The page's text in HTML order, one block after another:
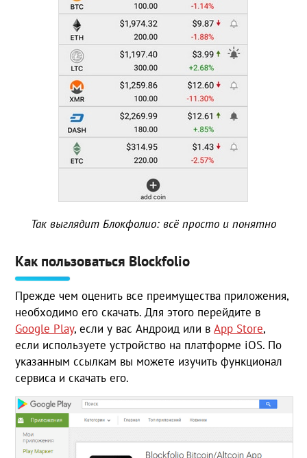
Так выглядит Блокфолио: всё просто и понятно
Как пользоваться Blockfolio
Прежде чем оценить все преимущества приложения,
необходимо его скачать. Для этого перейдите в
Google Play, если у вас Андроид или вApp Store,
если используете устройство на платформе iOS. По
указанным ссылкам вы можете изучить функционал
сервиса и скачать его.